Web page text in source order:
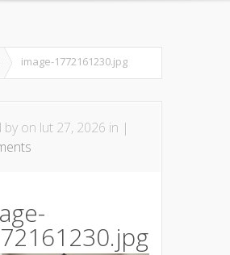
image-1772161230.jpg
by on lut 27, 2026 in |